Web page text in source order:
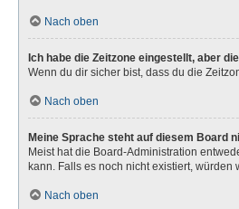
Nach oben
Ich habe die Zeitzone eingestellt, aber
Wenn du dir sicher bist, dass du die
Nach oben
Meine Sprache steht auf diesem Board
Meist hat die Board-Administration
kann. Falls es noch nicht existiert,
Nach oben